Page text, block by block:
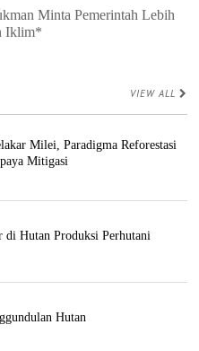
Minta Pemerintah Lebih
Iklim*
VIEW ALL
Milei, Paradigma Reforestasi
Mitigasi
di Hutan Produksi Perhutani
Hutan